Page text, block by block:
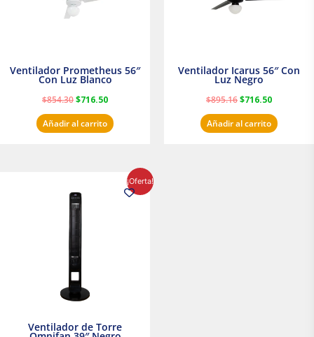
Ventilador Prometheus 56″
Con Luz Blanco
$854.30$716.50
Añadir al carrito
Ventilador Icarus 56″ Con
Luz Negro
$895.16$716.50
Añadir al carrito
¡Oferta!
Ventilador de Torre
original
era:
precio
actual